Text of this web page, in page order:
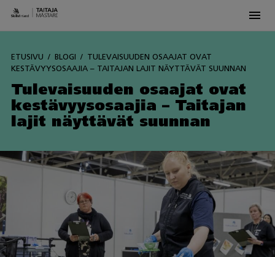
content
ETUSIVU BLOGI
TULEVAISUUDEN OSAAJAT OVAT
KESTÄVYYSOSAAJIA – TAITAJAN LAJIT NÄYTTÄVÄT SUUNNAN
Tulevaisuuden osaajat ovat
kestävyysosaajia – Taitajan
lajit näyttävät suunnan